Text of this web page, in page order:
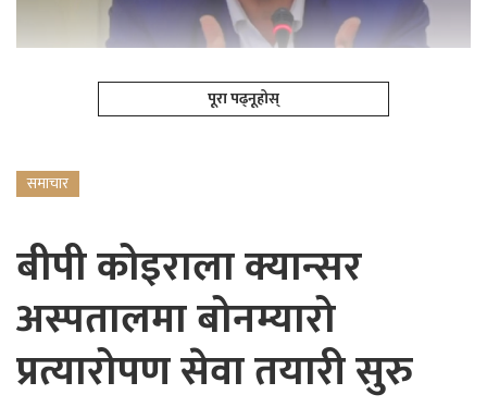
पूरा पढ्नूहोस्
समाचार
बीपी कोइराला क्यान्सर
अस्पतालमा बोनम्यारो
प्रत्यारोपण सेवा तयारी सुरु